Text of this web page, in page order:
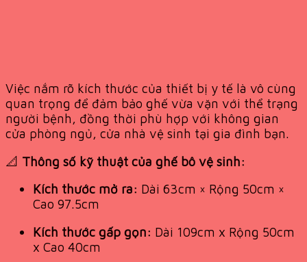
Việc nắm rõ kích thước của thiết bị y tế là vô cùng
quan trọng để đảm bảo ghế vừa vặn với thể trạng
người bệnh, đồng thời phù hợp với không gian
cửa phòng ngủ, cửa nhà vệ sinh tại gia đình bạn.
📐 Thông số kỹ thuật của ghế bô vệ sinh:
Kích thước mở ra: Dài 63cm × Rộng 50cm ×
Cao 97.5cm
Kích thước gấp gọn: Dài 109cm x Rộng 50cm
x Cao 40cm